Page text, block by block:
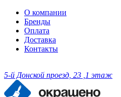
О компании
Бренды
Оплата
Доставка
Контакты
5-й Донской проезд, 23 ,1 этаж